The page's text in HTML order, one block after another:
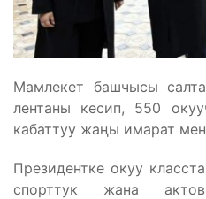
Мамлекет башчысы
лентаны кесип, 550
кабаттуу жаңы имарат
Президентке окуу
спорттук жана